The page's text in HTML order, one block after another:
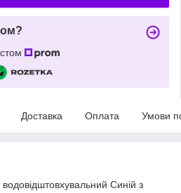
Доставка Оплата Умови
Синій з